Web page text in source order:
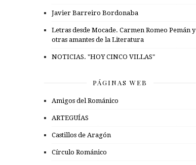
Javier Barreiro Bordonaba
Letras desde Mocade. Carmen Romeo Pemán y
otras amantes de la Literatura
NOTICIAS. "HOY CINCO VILLAS"
PÁGINAS WEB
Amigos del Románico
ARTEGUÍAS
Castillos de Aragón
Círculo Románico